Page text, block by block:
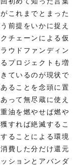
これまでとまった
前提をいかに捉え
チェーンによる仮
ウドファンディン
プロジェクトも増
ているのが現状で
ることを念頭に置
って無尽蔵に使え
油を燃やせば燃や
すれば絶滅するこ
ることによる環境
費した分だけ還元
ションとアバンダ